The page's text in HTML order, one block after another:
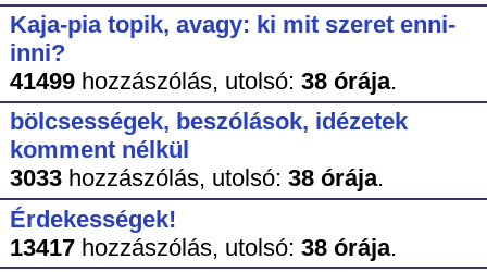
Kaja-pia topik, avagy: ki mit szeret enni-
inni?
41499hozzászólás, utolsó: 38 órája.
bölcsességek, beszólások, idézetek
komment nélkül
3033hozzászólás, utolsó: 38 órája.
Érdekességek!
13417hozzászólás, utolsó: 38 órája.